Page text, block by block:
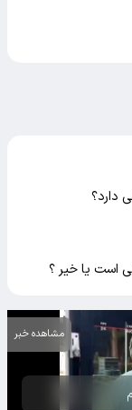
دارد؟
است یا خیر ؟
مشاهده خبر